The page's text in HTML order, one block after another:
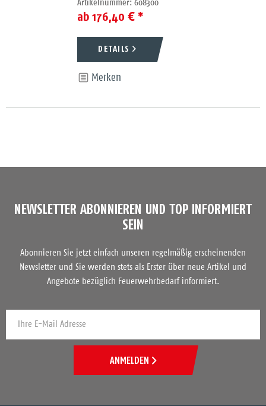
Artikelnummer: 608300
ab 176,40 € *
DETAILS
Merken
NEWSLETTER ABONNIEREN UND TOP INFORMIERT
SEIN
Abonnieren Sie jetzt einfach unseren regelmäßig erscheinenden
Newsletter und Sie werden stets als Erster über neue Artikel und
Angebote bezüglich Feuerwehrbedarf informiert.
ANMELDEN